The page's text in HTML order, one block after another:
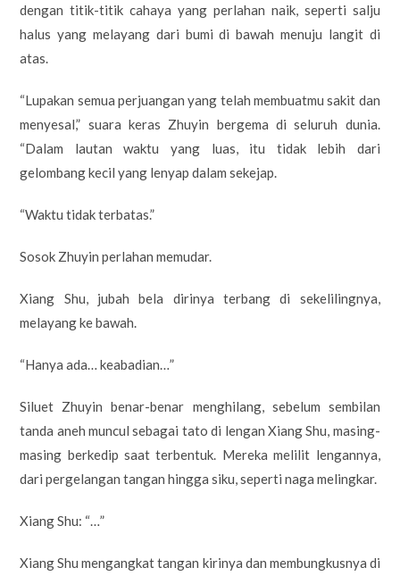
dengan titik-titik cahaya yang perlahan naik, seperti salju
halus yang melayang dari bumi di bawah menuju langit di
atas.
“Lupakan semua perjuangan yang telah membuatmu sakit dan
menyesal,” suara keras Zhuyin bergema di seluruh dunia.
“Dalam lautan waktu yang luas, itu tidak lebih dari
gelombang kecil yang lenyap dalam sekejap.
“Waktu tidak terbatas.”
Sosok Zhuyin perlahan memudar.
Xiang Shu, jubah bela dirinya terbang di sekelilingnya,
melayang ke bawah.
“Hanya ada… keabadian…”
Siluet Zhuyin benar-benar menghilang, sebelum sembilan
tanda aneh muncul sebagai tato di lengan Xiang Shu, masing-
masing berkedip saat terbentuk. Mereka melilit lengannya,
dari pergelangan tangan hingga siku, seperti naga melingkar.
Xiang Shu: “…”
Xiang Shu mengangkat tangan kirinya dan membungkusnya di